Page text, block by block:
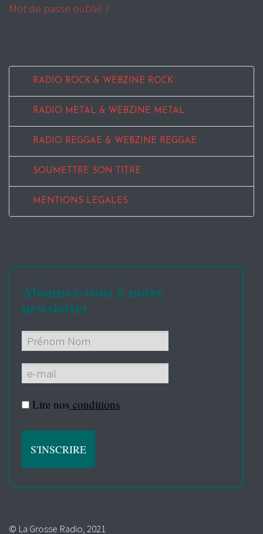
Mot de passe oublié ?
RADIO ROCK & WEBZINE ROCK
RADIO METAL & WEBZINE METAL
RADIO REGGAE & WEBZINE REGGAE
SOUMETTRE SON TITRE
MENTIONS LEGALES
Abonnez-vous à notre
newsletter
Lire nos conditions
© La Grosse Radio, 2021